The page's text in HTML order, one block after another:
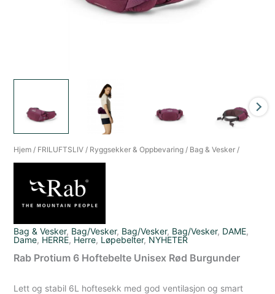
Hjem / FRILUFTSLIV / Ryggsekker & Oppbevaring / Bag & Vesker /
Bag & Vesker, Bag/Vesker, Bag/Vesker, Bag/Vesker, DAME,
Dame, HERRE, Herre, Løpebelter, NYHETER
Rab Protium 6 Hoftebelte Unisex Rød Burgunder
Lett og stabil 6L hoftesekk med god ventilasjon og smart